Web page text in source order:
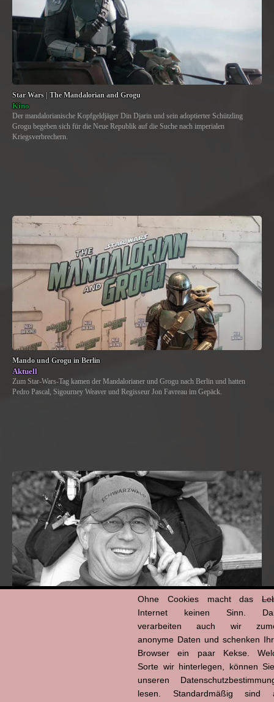
Star Wars | The Mandalorian and Grogu
Kino
Der mandalorianische Kopfgeldjäger Din Djarin und sein adoptierter Schützling
Grogu begeben sich für die Neue Republik auf die Suche nach imperialen
Kriegsverbrechern.
Mando und Grogu in Berlin
Aktuell
Zum Star-Wars-Tag kamen der Mandalorianer und Grogu nach Berlin und hatten
Pedro Pascal, Sigourney Weaver und Regisseur Jon Favreau im Gepäck.
Ohne Cookies macht das
Internet keinen Sinn.
verarbeiten auch wir
anonyme Daten und schenken
Browser ein paar Kekse.
Sorte wir hinterlegen, können
unseren
lesen. Standardmäßig sind